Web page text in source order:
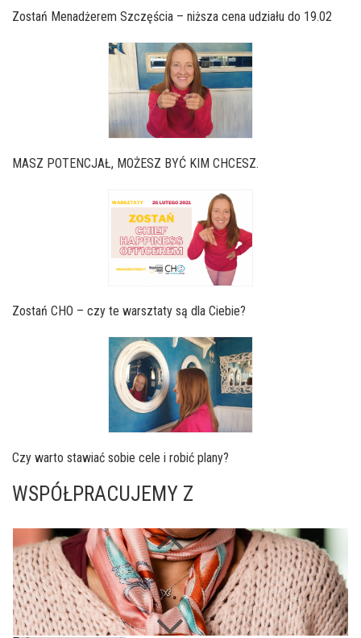
Zostań Menadżerem Szczęścia – niższa cena udziału do 19.02
MASZ POTENCJAŁ, MOŻESZ BYĆ KIM CHCESZ.
Zostań CHO – czy te warsztaty są dla Ciebie?
Czy warto stawiać sobie cele i robić plany?
WSPÓŁPRACUJEMY Z
Next